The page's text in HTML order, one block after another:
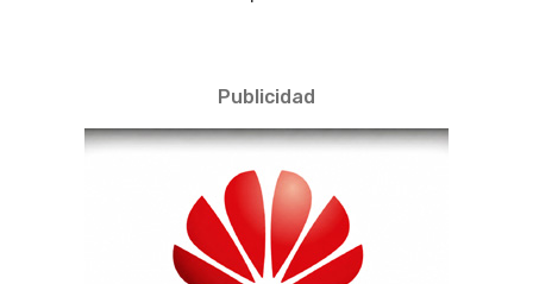
Publicidad